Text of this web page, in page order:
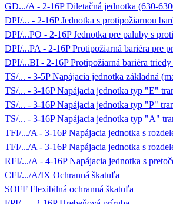
GD.../A - 2-16P Diletačná jednotka (630-
DPI/... - 2-16P Jednotka s protipožiarnou
DPI/...PO - 2-16P Jednotka pre paluby s
DPI/...PA - 2-16P Protipožiarná bariéra pre
DPI/...BI - 2-16P Protipožiarná bariéra
TS/... - 3-5P Napájacia jednotka základná
TS/... - 3-16P Napájacia jednotka typ "E"
TS/... - 3-16P Napájacia jednotka typ "P"
TS/... - 3-16P Napájacia jednotka typ "A"
TFI/.../A - 3-16P Napájacia jednotka s
TFI/.../A - 3-16P Napájacia jednotka s
RFI/.../A - 4-16P Napájacia jednotka s
CFI/.../A/IX Ochranná škatuľa
SOFF Flexibilná ochranná škatuľa